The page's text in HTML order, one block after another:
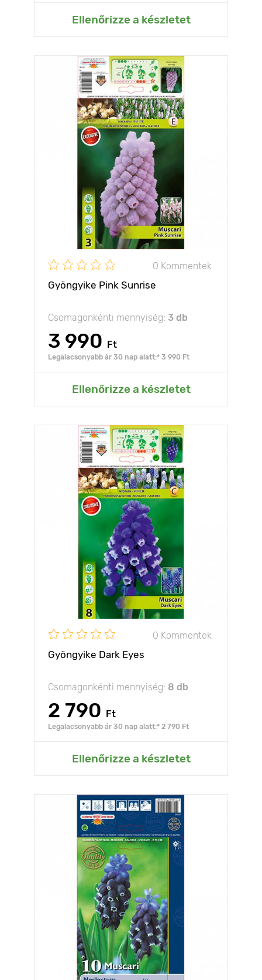
Ellenőrizze a készletet
0 Kommentek
Gyöngyike Pink Sunrise
Csomagonkénti mennyiség: 3 db
3 990 Ft
Legalacsonyabb ár 30 nap alatt:* 3 990 Ft
Ellenőrizze a készletet
0 Kommentek
Gyöngyike Dark Eyes
Csomagonkénti mennyiség: 8 db
2 790 Ft
Legalacsonyabb ár 30 nap alatt:* 2 790 Ft
Ellenőrizze a készletet